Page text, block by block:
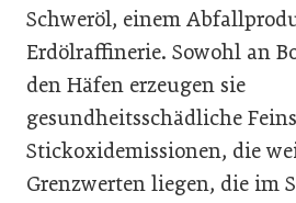
Schweröl, einem
Erdölraffinerie. Sowohl an
den Häfen erzeugen sie
gesundheitsschädliche
Stickoxidemissionen, die
Grenzwerten liegen, die im